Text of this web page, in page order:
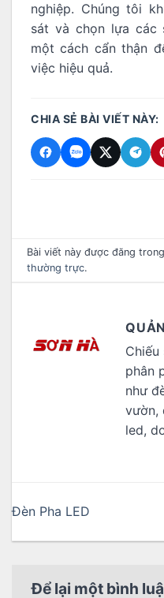
nghiệp. Chúng tôi
sát và chọn lựa các
một cách cẩn thận
việc hiệu quả.
CHIA SẺ BÀI VIẾT NÀY:
Bài viết này được đăng
thường trực.
Chiếu
phân
như
vườn,
led,
Đèn Pha LED
Để lại một bình